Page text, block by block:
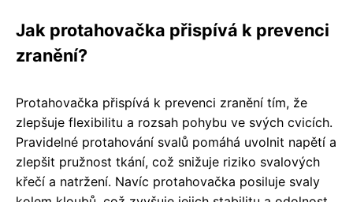
Jak protahovačka přispívá k prevenci
zranění?
Protahovačka přispívá k prevenci zranění tím, že
zlepšuje flexibilitu a rozsah pohybu ve svých cvicích.
Pravidelné protahování svalů pomáhá uvolnit napětí a
zlepšit pružnost tkání, což snižuje riziko svalových
křečí a natržení. Navíc protahovačka posiluje svaly